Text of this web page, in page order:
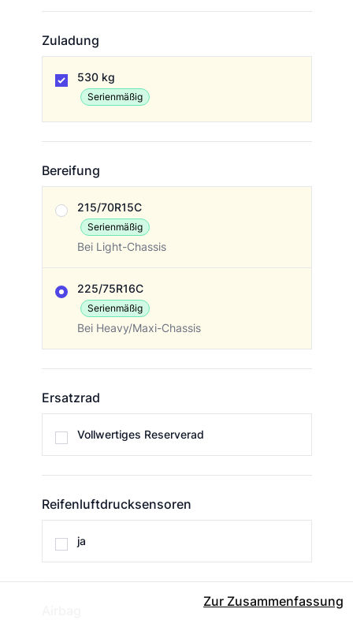
Zuladung
530 kg
Serienmäßig
Bereifung
215/70R15C
Serienmäßig
Bei Light-Chassis
225/75R16C
Serienmäßig
Bei Heavy/Maxi-Chassis
Ersatzrad
Vollwertiges Reserverad
Reifenluftdrucksensoren
ja
Zur Zusammenfassung